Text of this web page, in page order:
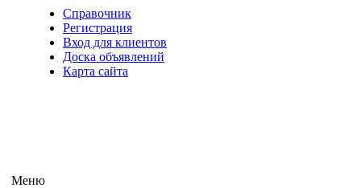
Справочник
Регистрация
Вход для клиентов
Доска объявлений
Карта сайта
Меню